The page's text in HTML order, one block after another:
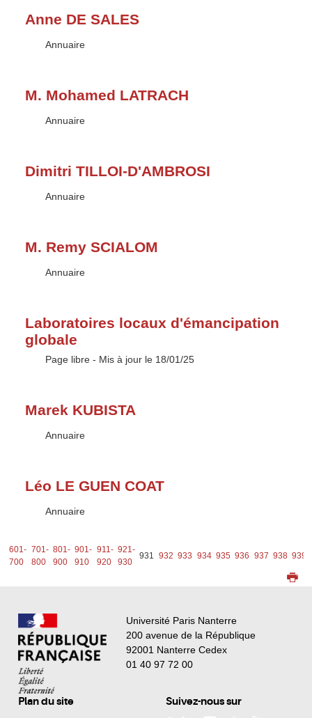
Anne DE SALES
Type :
Annuaire
M. Mohamed LATRACH
Type :
Annuaire
Dimitri TILLOI-D'AMBROSI
Type :
Annuaire
M. Remy SCIALOM
Type :
Annuaire
Laboratoires locaux d'émancipation
globale
Type :
Page libre - Mis à jour le 18/01/25
Marek KUBISTA
Type :
Annuaire
Léo LE GUEN COAT
Type :
Annuaire
601-
700
701-
800
801-
900
901-
910
911-
920
921-
930
931 932 933 934 935 936 937 938 939
Université Paris Nanterre
200 avenue de la République
92001 Nanterre Cedex
01 40 97 72 00
Plan du site Suivez-nous sur